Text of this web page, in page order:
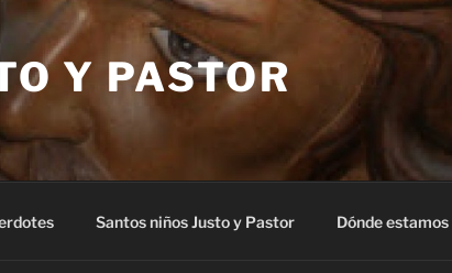
Y PASTOR
Santos niños Justo y Pastor Dónde estamos